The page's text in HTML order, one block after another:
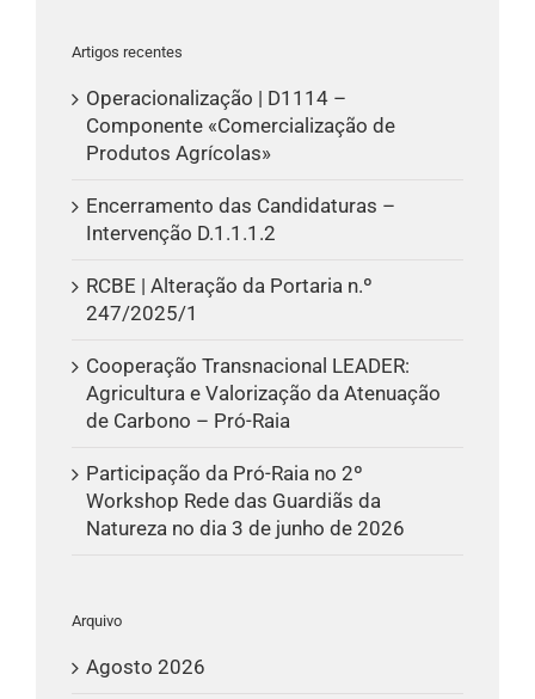
Artigos recentes
Operacionalização | D1114 –
Componente «Comercialização de
Produtos Agrícolas»
Encerramento das Candidaturas –
Intervenção D.1.1.1.2
RCBE | Alteração da Portaria n.º
247/2025/1
Cooperação Transnacional LEADER:
Agricultura e Valorização da Atenuação
de Carbono – Pró-Raia
Participação da Pró-Raia no 2º
Workshop Rede das Guardiãs da
Natureza no dia 3 de junho de 2026
Arquivo
Agosto 2026